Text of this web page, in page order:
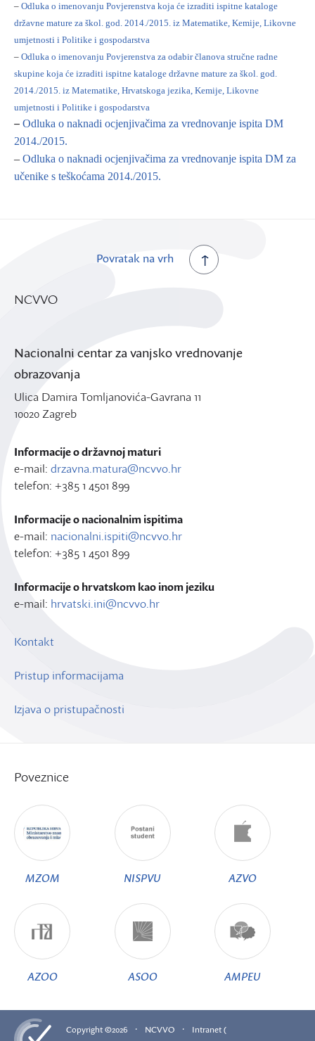
– Odluka o imenovanju Povjerenstva koja će izraditi ispitne kataloge
državne mature za škol. god. 2014./2015. iz Matematike, Kemije, Likovne
umjetnosti i Politike i gospodarstva
– Odluka o imenovanju Povjerenstva za odabir članova stručne radne
skupine koja će izraditi ispitne kataloge državne mature za škol. god.
2014./2015. iz Matematike, Hrvatskoga jezika, Kemije, Likovne
umjetnosti i Politike i gospodarstva
– Odluka o naknadi ocjenjivačima za vrednovanje ispita DM
2014./2015.
– Odluka o naknadi ocjenjivačima za vrednovanje ispita DM za
učenike s teškoćama 2014./2015.
Povratak na vrh
NCVVO
Nacionalni centar za vanjsko vrednovanje
obrazovanja
Ulica Damira Tomljanovića-Gavrana 11
10020 Zagreb
Informacije o državnoj maturi
e-mail: drzavna.matura@ncvvo.hr
telefon: +385 1 4501 899
Informacije o nacionalnim ispitima
e-mail: nacionalni.ispiti@ncvvo.hr
telefon: +385 1 4501 899
Informacije o hrvatskom kao inom jeziku
e-mail: hrvatski.ini@ncvvo.hr
Kontakt
Pristup informacijama
Izjava o pristupačnosti
Poveznice
MZOM NISPVU AZVO
AZOO ASOO AMPEU
Copyright ©2026 · NCVVO ·
Intranet (